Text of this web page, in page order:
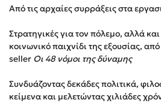
Παύλος Καστανάς
El Sombrero
Στέφανος Ξενάκης
Sebastian Fitzek
Freida McFadden
Κατρίνα Τσάνταλη
Από τις αρχαίες συρράξεις στα
Στρατηγικές για τον πόλεμο, αλλά και
κοινωνικό παιχνίδι της εξουσίας,
seller Οι 48 νόμοι της δύναμης
Συνδυάζοντας δεκάδες πολιτικά,
κείμενα και μελετώντας χιλιάδες